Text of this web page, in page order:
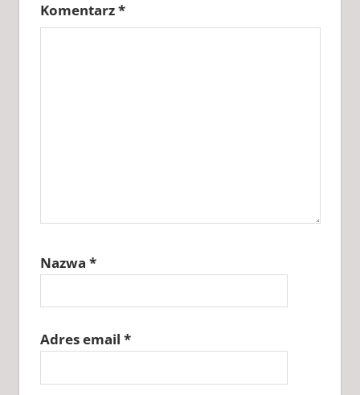
ADOBE
PHOTOSHOP
Komentarz*
Nazwa *
Adres email *